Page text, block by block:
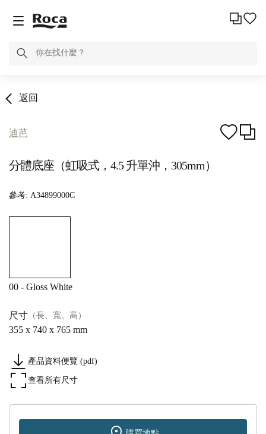
返回
迪芭
分體底座（虹吸式，4.5 升單沖，305mm）
參考: A34899000C
00 - Gloss White
尺寸 （長、寬、高）
355 x 740 x 765 mm
產品資料便覽 (pdf)
查看所有尺寸